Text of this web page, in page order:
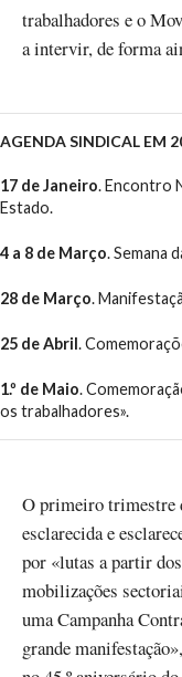
trabalhadores e o
a intervir, de forma
AGENDA SINDICAL EM
17 de Janeiro. Encontro
Estado.
4 a 8 de Março. Semana
28 de Março.
25 de Abril.
1.º de Maio.
os trabalhadores».
O primeiro trimestre
esclarecida e
por «lutas a partir
mobilizações
uma Campanha
grande